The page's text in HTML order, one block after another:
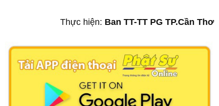
Thực hiện: Ban TT-TT PG TP.Cần Thơ